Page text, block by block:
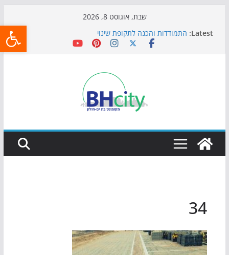
שבת, אוגוסט 8, 2026
Latest: התמודדות והכנה לתקופת שינוי
אי ההרפתקאות ממשיך לכבוש את הגינות: מאות משפחות
כדורגל באווירה מיוחדת: הקרנת גמר המונדיאל בטרמינל
הקיץ של בני הנוער בבת־ים: חוף הריביירה הופך למרחב
בטוח בשעות הערב
34